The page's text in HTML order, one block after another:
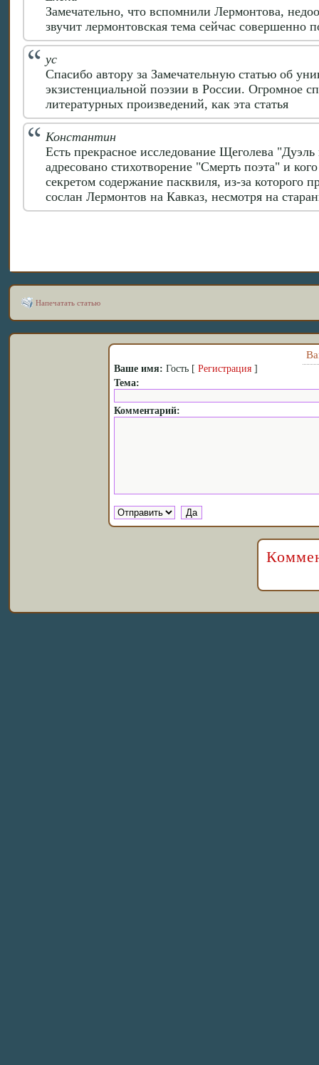
Замечательно, что вспомнили Лермонтова,
звучит лермонтовская тема сейчас совершенно
ус
Спасибо автору за Замечательную статью об
экзистенциальной поэзии в России. Огромное
литературных произведений, как эта статья
Константин
Есть прекрасное исследование Щеголева
адресовано стихотворение "Смерть поэта" и
секретом содержание пасквиля, из-за
сослан Лермонтов на Кавказ, несмотря на
Напечатать статью
Ваше имя: Гость [ Регистрация]
Тема:
Комментарий: